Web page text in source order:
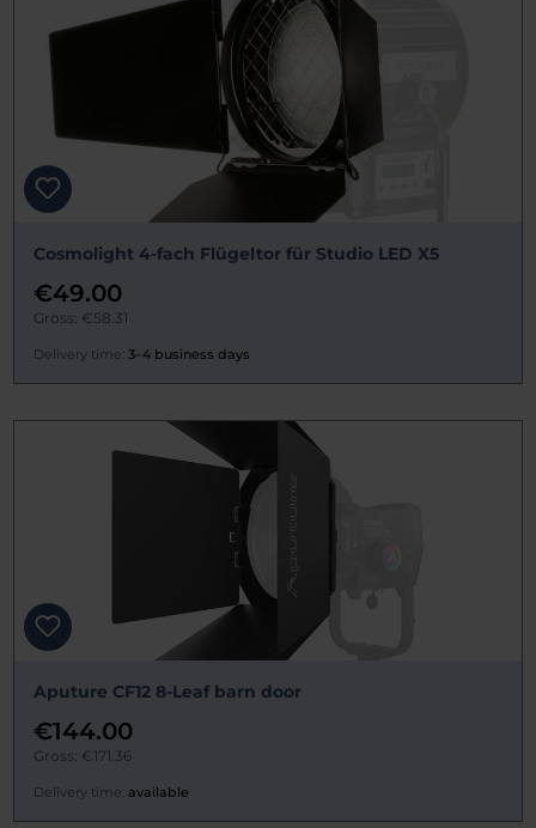
Cosmolight 4-fach Flügeltor für Studio LED X5
€49.00
Gross: €58.31
Delivery time: 3–4 business days
Aputure CF12 8-Leaf barn door
€144.00
Gross: €171.36
Delivery time: available